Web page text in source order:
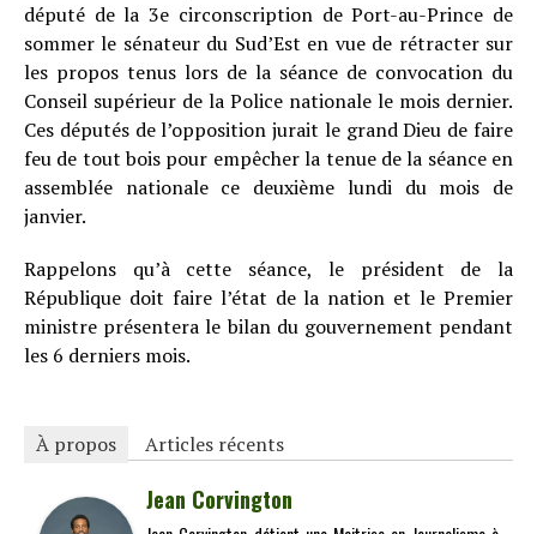
député de la 3e circonscription de Port-au-Prince de
sommer le sénateur du Sud’Est en vue de rétracter sur
les propos tenus lors de la séance de convocation du
Conseil supérieur de la Police nationale le mois dernier.
Ces députés de l’opposition jurait le grand Dieu de faire
feu de tout bois pour empêcher la tenue de la séance en
assemblée nationale ce deuxième lundi du mois de
janvier.
Rappelons qu’à cette séance, le président de la
République doit faire l’état de la nation et le Premier
ministre présentera le bilan du gouvernement pendant
les 6 derniers mois.
À propos Articles récents
Jean Corvington